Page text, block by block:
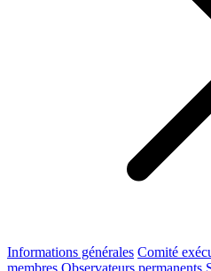
Informations générales Comité
membres Observateurs permanents